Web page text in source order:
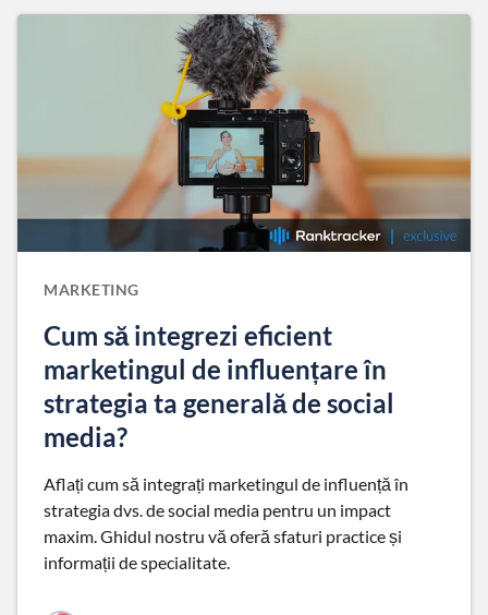
MARKETING
Cum să integrezi eficient
marketingul de influențare în
strategia ta generală de social
media?
Aflați cum să integrați marketingul de influență în
strategia dvs. de social media pentru un impact
maxim. Ghidul nostru vă oferă sfaturi practice și
informații de specialitate.